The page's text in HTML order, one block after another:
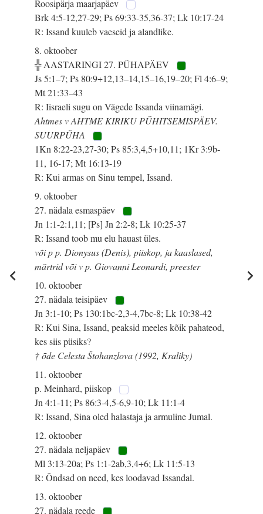
Roosipärja maarjapäev
Brk 4:5-12,27-29; Ps 69:33-35,36-37; Lk 10:17-24
R: Issand kuuleb vaeseid ja alandlike.
8. oktoober
╬ AASTARINGI 27. PÜHAPÄEV
Js 5:1–7; Ps 80:9+12,13–14,15–16,19–20; Fl 4:6–9;
Mt 21:33–43
R: Iisraeli sugu on Vägede Issanda viinamägi.
Ahtmes v AHTME KIRIKU PÜHITSEMISPÄEV.
SUURPÜHA
1Kn 8:22-23,27-30; Ps 85:3,4,5+10,11; 1Kr 3:9b-
11, 16-17; Mt 16:13-19
R: Kui armas on Sinu tempel, Issand.
9. oktoober
27. nädala esmaspäev
Jn 1:1-2:1,11; [Ps] Jn 2:2-8; Lk 10:25-37
R: Issand toob mu elu hauast üles.
või p p. Dionysus (Denis), piiskop, ja kaaslased,
märtrid või v p. Giovanni Leonardi, preester
10. oktoober
27. nädala teisipäev
Jn 3:1-10; Ps 130:1bc-2,3-4,7bc-8; Lk 10:38-42
R: Kui Sina, Issand, peaksid meeles kõik pahateod,
kes siis püsiks?
† õde Celesta Štohanzlova (1992, Kraliky)
11. oktoober
p. Meinhard, piiskop
Jn 4:1-11; Ps 86:3-4,5-6,9-10; Lk 11:1-4
R: Issand, Sina oled halastaja ja armuline Jumal.
12. oktoober
27. nädala neljapäev
Ml 3:13-20a; Ps 1:1-2ab,3,4+6; Lk 11:5-13
R: Õndsad on need, kes loodavad Issandal.
13. oktoober
27. nädala reede